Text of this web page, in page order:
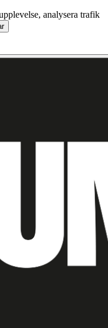
analysera trafik